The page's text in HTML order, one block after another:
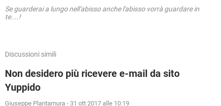
Se guarderai a lungo nell'abisso anche l'abisso vorrà guardare in
te....!
Discussioni simili
Non desidero più ricevere e-mail da sito
Yuppido
Giuseppe Plantamura - 31 ott 2017 alle 10:19